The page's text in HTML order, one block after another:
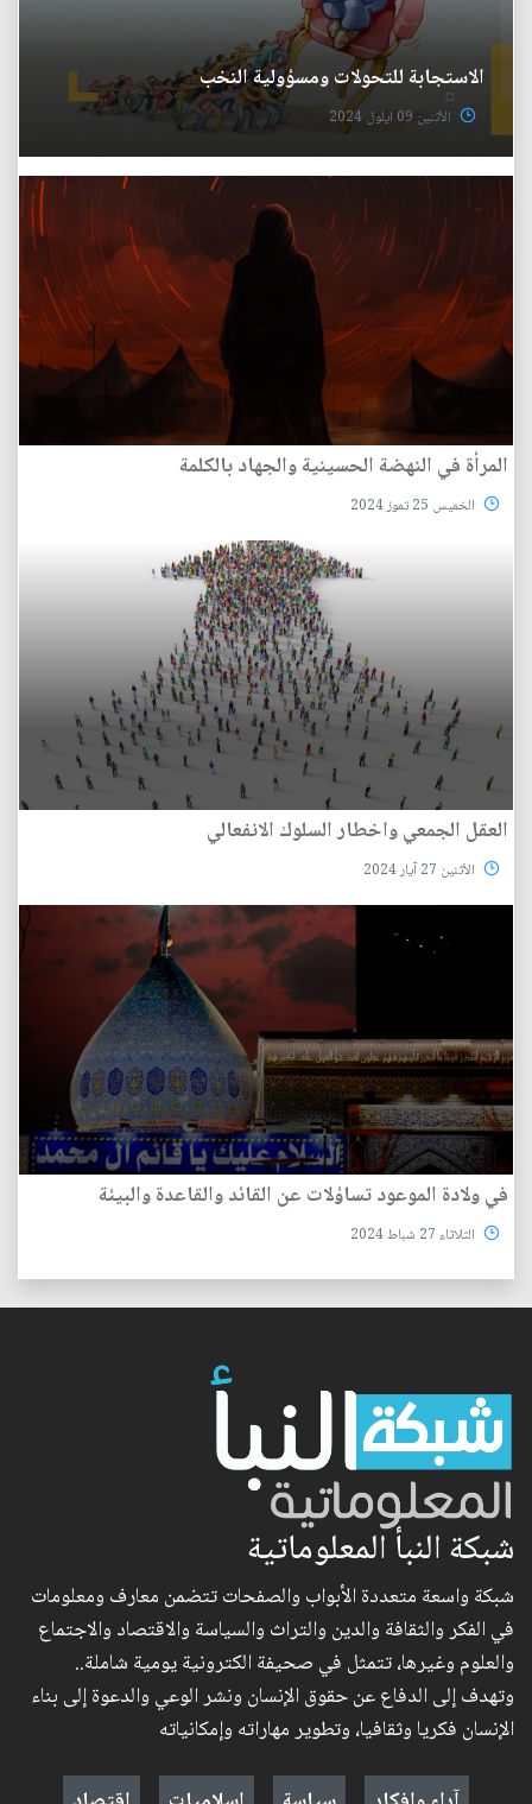
الاستجابة للتحولات ومسؤولية النخب
الأثنين 09 ايلول 2024
المرأة في النهضة الحسينية والجهاد بالكلمة
الخميس 25 تموز 2024
العقل الجمعي واخطار السلوك الانفعالي
الأثنين 27 آيار 2024
في ولادة الموعود تساؤلات عن القائد والقاعدة والبيئة
الثلاثاء 27 شباط 2024
شبكة النبأ المعلوماتية
شبكة واسعة متعددة الأبواب والصفحات تتضمن معارف ومعلومات
في الفكر والثقافة والدين والتراث والسياسة والاقتصاد والاجتماع
والعلوم وغيرها، تتمثل في صحيفة الكترونية يومية شاملة..
وتهدف إلى الدفاع عن حقوق الإنسان ونشر الوعي والدعوة إلى بناء
الإنسان فكريا وثقافيا، وتطوير مهاراته وإمكانياته